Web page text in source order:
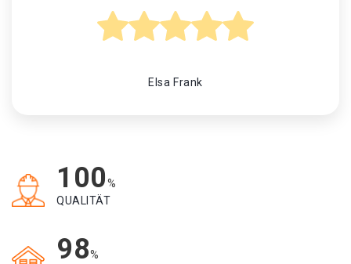
Elsa Frank
100%
QUALITÄT
98%